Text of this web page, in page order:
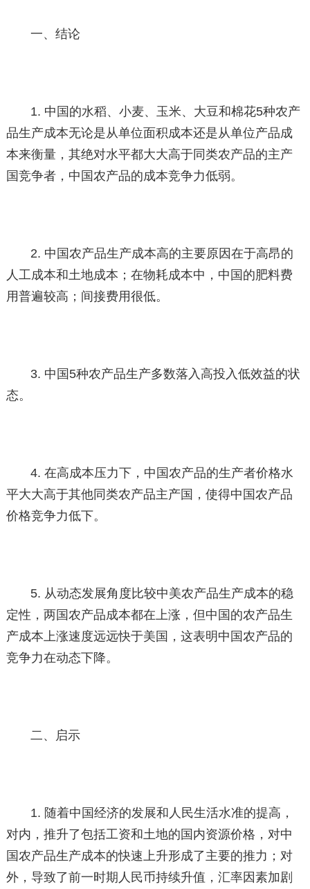
一、结论
1. 中国的水稻、小麦、玉米、大豆和棉花5种农产
品生产成本无论是从单位面积成本还是从单位产品成
本来衡量，其绝对水平都大大高于同类农产品的主产
国竞争者，中国农产品的成本竞争力低弱。
2. 中国农产品生产成本高的主要原因在于高昂的
人工成本和土地成本；在物耗成本中，中国的肥料费
用普遍较高；间接费用很低。
3. 中国5种农产品生产多数落入高投入低效益的状
态。
4. 在高成本压力下，中国农产品的生产者价格水
平大大高于其他同类农产品主产国，使得中国农产品
价格竞争力低下。
5. 从动态发展角度比较中美农产品生产成本的稳
定性，两国农产品成本都在上涨，但中国的农产品生
产成本上涨速度远远快于美国，这表明中国农产品的
竞争力在动态下降。
二、启示
1. 随着中国经济的发展和人民生活水准的提高，
对内，推升了包括工资和土地的国内资源价格，对中
国农产品生产成本的快速上升形成了主要的推力；对
外，导致了前一时期人民币持续升值，汇率因素加剧